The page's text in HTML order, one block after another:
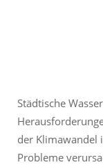
Städtische
der Klimawandel
Probleme